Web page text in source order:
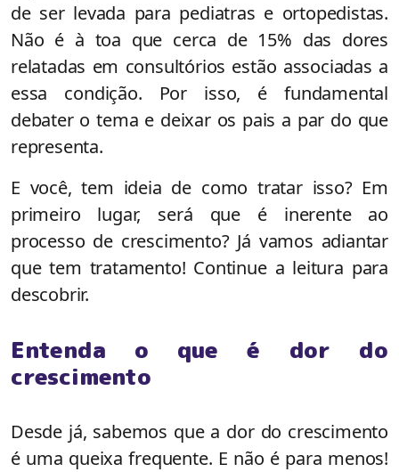
de ser levada para pediatras e ortopedistas.
Não é à toa que cerca de 15% das dores
relatadas em consultórios estão associadas a
essa condição. Por isso, é fundamental
debater o tema e deixar os pais a par do que
representa.
E você, tem ideia de como tratar isso? Em
primeiro lugar, será que é inerente ao
processo de crescimento? Já vamos adiantar
que tem tratamento! Continue a leitura para
descobrir.
Entenda o que é dor do
crescimento
Desde já, sabemos que a dor do crescimento
é uma queixa frequente. E não é para menos!